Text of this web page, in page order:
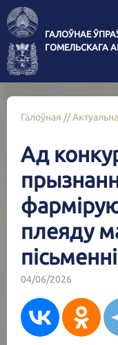
ГАЛОЎНАЕ
ГОМЕЛЬСКАГА
Галоўная //Актуальна
Ад
плеяду
04/06/2026